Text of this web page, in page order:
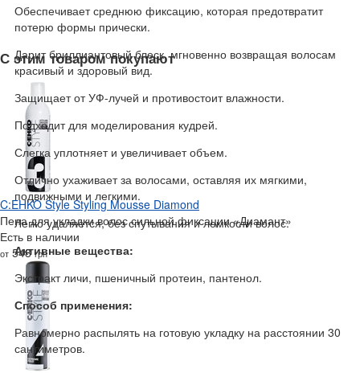
Обеспечивает среднюю фиксацию, которая предотвратит
потерю формы прически.
Дарит бриллиантовый блеск, мгновенно возвращая волосам
красивый и здоровый вид.
Защищает от УФ-лучей и противостоит влажности.
Подходит для моделирования кудрей.
Слегка уплотняет и увеличивает объем.
Отлично ухаживает за волосами, оставляя их мягкими,
подвижными и легкими.
Легко удаляется, без спутывания и ломкости волос.
Активные вещества:
Экстракт личи, пшеничный протеин, пантенол.
Способ применения:
Равномерно распылять на готовую укладку на расстоянии 30
сантиметров.
С этим товаром покупают
C:EHKO Style Styling Mousse Diamond
Пена для укладки волос сильной фиксации «Диамант»‎
Есть в наличии
от 548грн